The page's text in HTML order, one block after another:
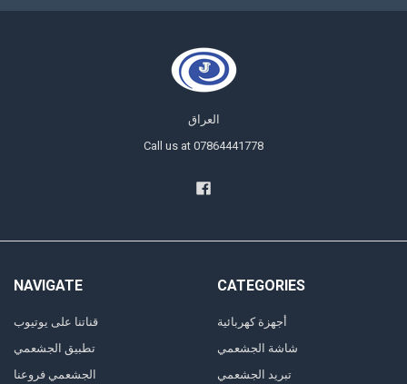
العراق
Call us at 07864441778
NAVIGATE
قناتنا على يوتيوب
تطبيق الجشعمي
الجشعمي فروعنا
CATEGORIES
أجهزة كهربائية
شاشة الجشعمي
تبريد الجشعمي